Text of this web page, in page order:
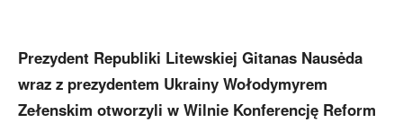
Prezydent Republiki Litewskiej Gitanas Nausėda
wraz z prezydentem Ukrainy Wołodymyrem
Zełenskim otworzyli w Wilnie Konferencję Reform